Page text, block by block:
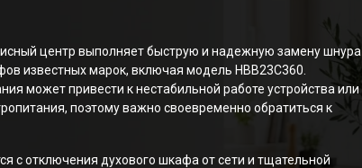
центр выполняет быструю и надежную замену шнура
известных марок, включая модель HBB23C360.
может привести к нестабильной работе устройства или
поэтому важно своевременно обратиться к
с отключения духового шкафа от сети и тщательной